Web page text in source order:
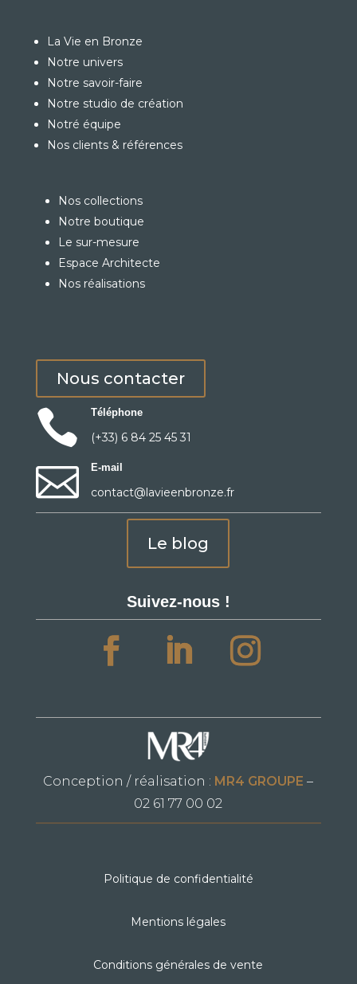
La Vie en Bronze
Notre univers
Notre savoir-faire
Notre studio de création
Notré équipe
Nos clients & références
Nos collections
Notre boutique
Le sur-mesure
Espace Architecte
Nos réalisations
Nous contacter
 Téléphone
(+33) 6 84 25 45 31
 E-mail
contact@lavieenbronze.fr
Le blog
Suivez-nous !
Conception / réalisation : MR4 GROUPE –
02 61 77 00 02
Politique de confidentialité
Mentions légales
Conditions générales de vente